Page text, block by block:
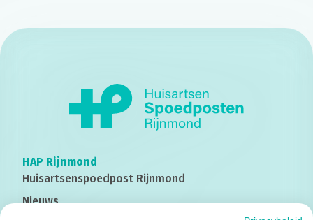
HAP Rijnmond
Huisartsenspoedpost Rijnmond
Nieuws